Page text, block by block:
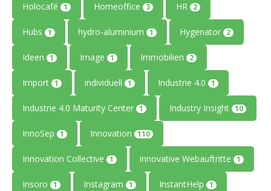
Holocafé 1 Homeoffice 3 HR 2
Hubs 1 hydro-aluminium 1 Hygenator 2
Ideen 1 Image 1 Immobilien 2
Import 1 individuell 1 Industrie 4.0 1
Industrie 4.0 Maturity Center 1 Industry Insight 10
InnoSep 1 Innovation 110
Innovation Collective 1 innovative Webauftritte 1
Insoro 1 Instagram 1 InstantHelp 1